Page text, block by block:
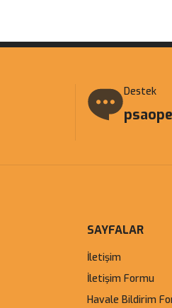
Destek
SAYFALAR
İletişim
İletişim Formu
Havale Bildirim